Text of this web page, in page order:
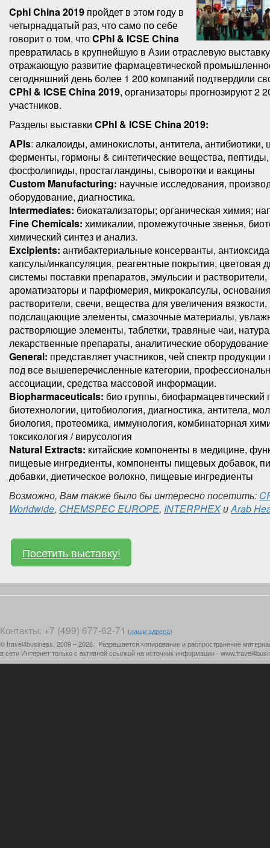
CphI China 2019 пройдет в этом году в
четырнадцатый раз, что само по себе
говорит о том, чтоCPhI & ICSE China
превратилась в крупнейшую в Азии отраслевую
отражающую развитие фармацевтической
сегодняшний день более 1 200 компаний подтвердили
CPhI & ICSE China 2019, организаторы прогнозируют 2
участников.
Разделы выставки CPhI & ICSE China 2019:
APIs: алкалоиды, аминокислоты, антитела, антибиотики,
ферменты, гормоны & синтетические вещества, пептиды,
фосфолипиды, простагландины, сыворотки и вакцины
Custom Manufacturing: научные исследования,
оборудование, диагностика.
Intermediates: биокатализаторы; органическая химия;
Fine Chemicals: химикалии, промежуточные звенья,
химический синтез и анализ.
Excipients: антибактериальные консерванты,
капсулы/инкапсуляция, реагентные покрытия, цветовая
системы поставки препаратов, эмульсии и растворители,
ароматизаторы и парфюмерия, микрокапсулы,
растворители, свечи, вещества для увеличения вязкости,
подслащающие элементы, смазочные материалы,
растворяющие элементы, таблетки, травяные чаи,
лекарственные препараты, аналитические оборудование
General: представляет участников, чей спектр
под все вышеперечисленные категории,
ассоциации, средства массовой информации.
Biopharmaceuticals: био группы, биофармацевтический
биотехнологии, цитобиология, диагностика, антитела,
биология, протеомика, иммунология, комбинаторная
токсикология / вирусология
Natural Extracts: китайские компоненты в медицине,
пищевые ингредиенты, компоненты пищевых добавок,
добавки, диетическое волокно, пищевые ингредиенты
Возможно, Вам также было бы интересно посетить:
Worldwide, CHEMSPEC EUROPE, INTERPHEXиArab
Посетить выставку!
Контакты: +7 (499) 677-62-71 (наши адреса)
© travel4business, 2009 – 2026. Разрешается копирование и распространение
в сети Интернет только с активной ссылкой на источник информации -